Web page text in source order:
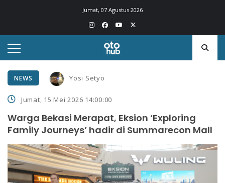
Jumat, 07 Agustus 2026
NEWS Yosi Setyo
Jumat, 15 Mei 2026 14:00:00
Warga Bekasi Merapat, Eksion ‘Exploring
Family Journeys’ hadir di Summarecon Mall